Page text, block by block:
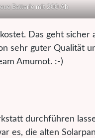
Batterie mit 200 Ah
Das geht sicher
sehr guter Qualität
Amumot. :-)
durchführen
es, die alten